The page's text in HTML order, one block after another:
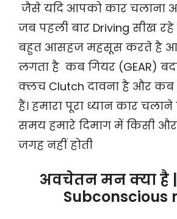
जैसे यदि आपको कार चलाना
जब पहली बार Driving सीख
बहुत आसहज महसूस करते है
लगता है कब गियर (GEAR)
क्लच Clutch दावना है और कब
हैं। हमारा पूरा ध्यान कार
समय हमारे दिमाग में किसी और
जगह नहीं होती
अवचेतन मन क्या है
Subconscious